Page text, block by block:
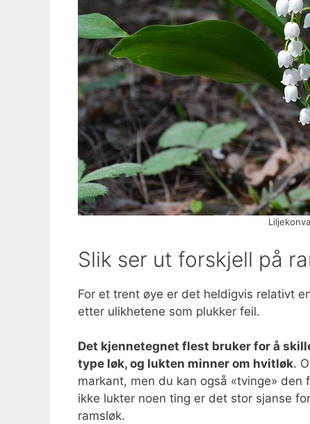
Slik ser ut forskjell på
For et trent øye er det heldigvis relativt
etter ulikhetene som plukker feil.
Det kjennetegnet flest bruker for å
type løk, og lukten minner om hvitløk.
markant, men du kan også «tvinge»
ikke lukter noen ting er det stor sjanse
ramsløk.